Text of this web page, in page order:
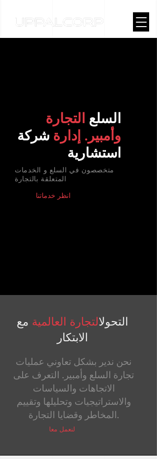
السلع التجارة
وأمبير. إدارة شركة
استشارية
متخصصون في السلع و الخدمات
المتعلقة بالتجارة
انظر خدماتنا
التحولالتجارة العالمية مع
الابتكار
نحن ندير بشكل تعاوني عمليات
تجارة السلع وأمبير. التعرف على
الاتجاهات والسياسات
والاستراتيجيات وتحليلها وتقييم
المخاطر وقضايا التجارة.
لنعمل معا